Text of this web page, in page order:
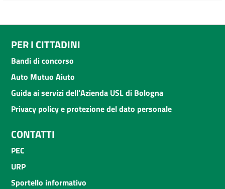
PER I CITTADINI
Bandi di concorso
Auto Mutuo Aiuto
Guida ai servizi dell'Azienda USL di Bologna
Privacy policy e protezione del dato personale
CONTATTI
PEC
URP
Sportello informativo